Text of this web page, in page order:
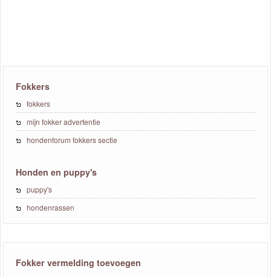
Fokkers
fokkers
mijn fokker advertentie
hondenforum fokkers sectie
Honden en puppy's
puppy's
hondenrassen
Fokker vermelding toevoegen